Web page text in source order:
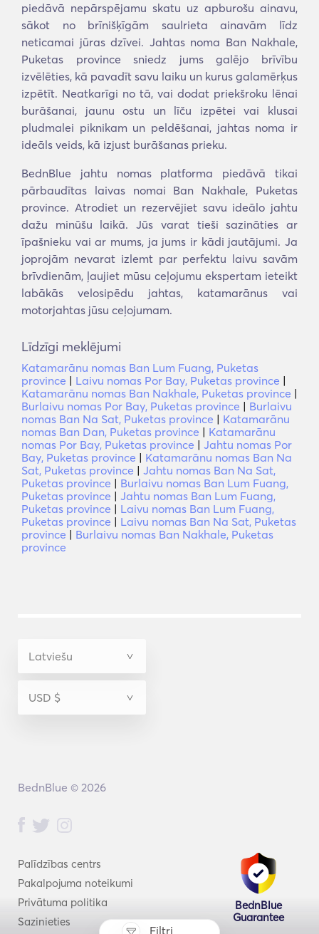
Filtri
piedāvā nepārspējamu skatu uz apburošu ainavu,
sākot no brīnišķīgām saulrieta ainavām līdz
neticamai jūras dzīvei. Jahtas noma Ban Nakhale,
Puketas province sniedz jums galējo brīvību
izvēlēties, kā pavadīt savu laiku un kurus galamērķus
izpētīt. Neatkarīgi no tā, vai dodat priekšroku lēnai
burāšanai, jaunu ostu un līču izpētei vai klusai
pludmalei piknikam un peldēšanai, jahtas noma ir
ideāls veids, kā izjust burāšanas prieku.
BednBlue jahtu nomas platforma piedāvā tikai
pārbaudītas laivas nomai Ban Nakhale, Puketas
province. Atrodiet un rezervējiet savu ideālo jahtu
dažu minūšu laikā. Jūs varat tieši sazināties ar
īpašnieku vai ar mums, ja jums ir kādi jautājumi. Ja
joprojām nevarat izlemt par perfektu laivu savām
brīvdienām, ļaujiet mūsu ceļojumu ekspertam ieteikt
labākās velosipēdu jahtas, katamarānus vai
motorjahtas jūsu ceļojumam.
Līdzīgi meklējumi
Katamarānu nomas Ban Lum Fuang, Puketas
province | Laivu nomas Por Bay, Puketas province |
Katamarānu nomas Ban Nakhale, Puketas province |
Burlaivu nomas Por Bay, Puketas province | Burlaivu
nomas Ban Na Sat, Puketas province | Katamarānu
nomas Ban Dan, Puketas province | Katamarānu
nomas Por Bay, Puketas province | Jahtu nomas Por
Bay, Puketas province | Katamarānu nomas Ban Na
Sat, Puketas province | Jahtu nomas Ban Na Sat,
Puketas province | Burlaivu nomas Ban Lum Fuang,
Puketas province | Jahtu nomas Ban Lum Fuang,
Puketas province | Laivu nomas Ban Lum Fuang,
Puketas province | Laivu nomas Ban Na Sat, Puketas
province | Burlaivu nomas Ban Nakhale, Puketas
province
Palīdzības centrs
Pakalpojuma noteikumi
Privātuma politika
Sazinieties
BednBlue
Guarantee
BednBlue © 2026